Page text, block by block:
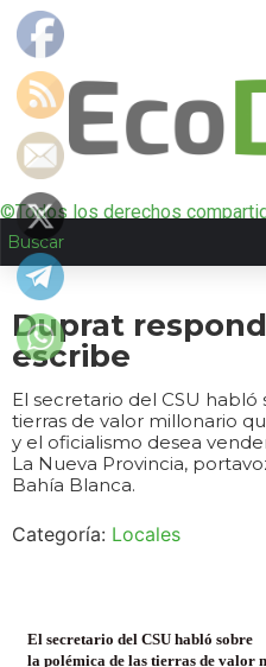
©Todos los derechos
Duprat
escribe
El secretario del CSU
tierras de valor millonario
y el oficialismo desea
La Nueva Provincia,
Bahía Blanca.
Categoría: Locales
El secretario del CSU habló sobre
la polémica de las tierras de valor